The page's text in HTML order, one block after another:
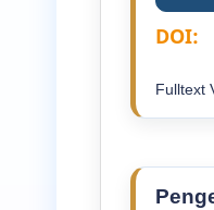
DOI:
Fulltext